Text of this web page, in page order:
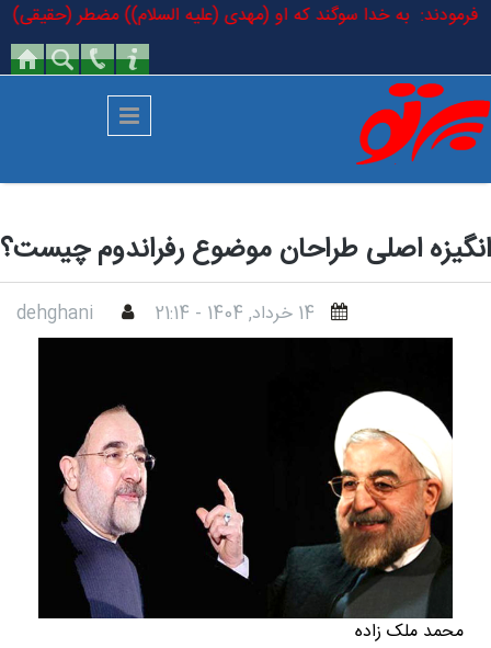
رفتن به محتوای اصلی
فرمودند: به خدا سوگند که او (مهدی (علیه السلام)) مضطر
انگیزه اصلی طراحان موضوع رفراندوم چیست؟
14 خرداد, 1404 - 21:14 dehghani
محمد ملک زاده